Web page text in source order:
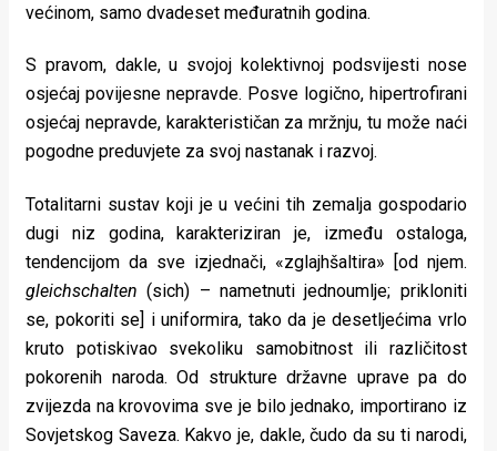
većinom, samo dvadeset međuratnih godina.
S pravom, dakle, u svojoj kolektivnoj podsvijesti nose
osjećaj povijesne nepravde. Posve logično, hipertrofirani
osjećaj nepravde, karakterističan za mržnju, tu može naći
pogodne preduvjete za svoj nastanak i razvoj.
Totalitarni sustav koji je u većini tih zemalja gospodario
dugi niz godina, karakteriziran je, između ostaloga,
tendencijom da sve izjednači, «zglajhšaltira» [od njem.
gleichschalten (sich) – nametnuti jednoumlje; prikloniti
se, pokoriti se] i uniformira, tako da je desetljećima vrlo
kruto potiskivao svekoliku samobitnost ili različitost
pokorenih naroda. Od strukture državne uprave pa do
zvijezda na krovovima sve je bilo jednako, importirano iz
Sovjetskog Saveza. Kakvo je, dakle, čudo da su ti narodi,